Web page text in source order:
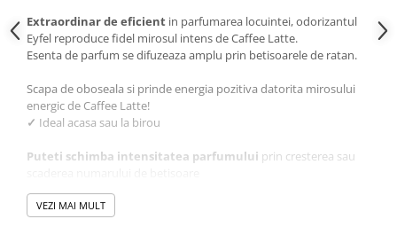
Extraordinar de eficient in parfumarea locuintei, odorizantul
Eyfel reproduce fidel mirosul intens de Caffee Latte.
Esenta de parfum se difuzeaza amplu prin betisoarele de ratan.
Scapa de oboseala si prinde energia pozitiva datorita mirosului
energic de Caffee Latte!
✓ Ideal acasa sau la birou
Puteti schimba intensitatea parfumului prin cresterea sau
✓Dureaza pana la
VEZI MAI MULT